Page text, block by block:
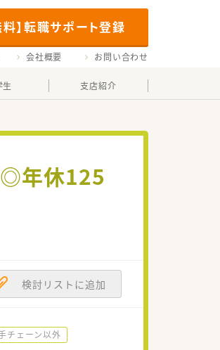
料】転職サポート登録
会社概要 お問い合わせ
生 支店紹介
◎年休125
検討リストに追加
チェーン以外